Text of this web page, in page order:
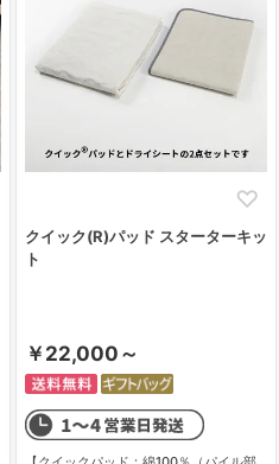
クイック(R)パッド スターターキッ
ト
￥22,000～